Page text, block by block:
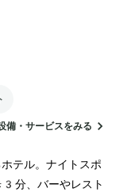
備・サービスをみる
テル。ナイトスポ
3分、バーやレスト